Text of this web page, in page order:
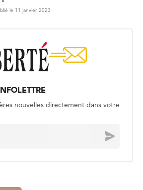
le 11 janvier 2023
nouvelles directement dans votre
Envoyer